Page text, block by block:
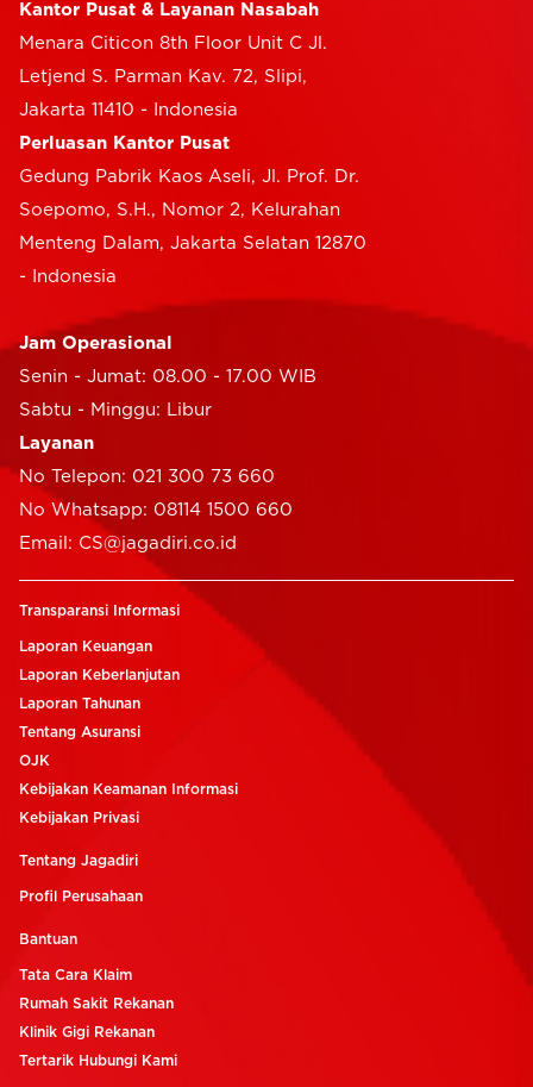
Kantor Pusat & Layanan Nasabah
Menara Citicon 8th Floor Unit C Jl.
Letjend S. Parman Kav. 72, Slipi,
Jakarta 11410 - Indonesia
Perluasan Kantor Pusat
Gedung Pabrik Kaos Aseli, Jl. Prof. Dr.
Soepomo, S.H., Nomor 2, Kelurahan
Menteng Dalam, Jakarta Selatan 12870
- Indonesia
Jam Operasional
Senin - Jumat: 08.00 - 17.00 WIB
Sabtu - Minggu: Libur
Layanan
No Telepon: 021 300 73 660
No Whatsapp: 08114 1500 660
Email: CS@jagadiri.co.id
Transparansi Informasi
Laporan Keuangan
Laporan Keberlanjutan
Laporan Tahunan
Tentang Asuransi
OJK
Kebijakan Keamanan Informasi
Kebijakan Privasi
Tentang Jagadiri
Profil Perusahaan
Bantuan
Tata Cara Klaim
Rumah Sakit Rekanan
Klinik Gigi Rekanan
Tertarik Hubungi Kami